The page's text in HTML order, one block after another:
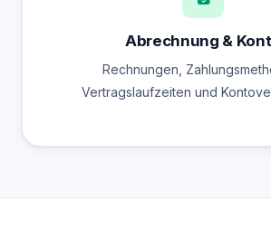
Abrechnung &
Rechnungen,
Vertragslaufzeiten und